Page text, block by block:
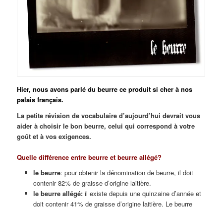
Hier, nous avons parlé du beurre ce produit si cher à nos
palais français.
La petite révision de vocabulaire d’aujourd’hui devrait vous
aider à choisir le bon beurre, celui qui correspond à votre
goût et à vos exigences.
Quelle différence entre beurre et beurre allégé?
le beurre: pour obtenir la dénomination de beurre, il doit
contenir 82% de graisse d’origine laitière.
le beurre allégé:il existe depuis une quinzaine d’année et
doit contenir 41% de graisse d’origine laitière. Le beurre